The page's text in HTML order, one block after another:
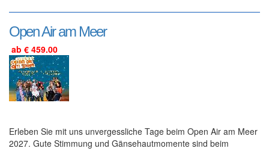
Open Air am Meer
ab € 459.00
Erleben Sie mit uns unvergessliche Tage beim Open Air am Meer
2027. Gute Stimmung und Gänsehautmomente sind beim